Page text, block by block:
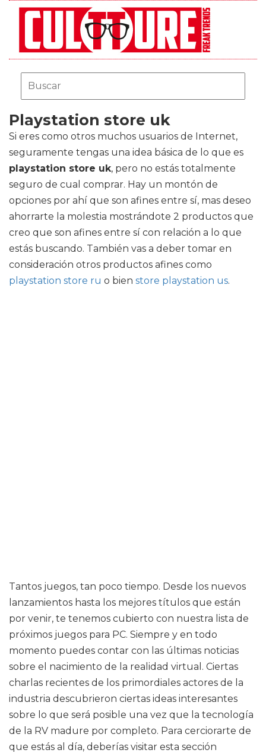
Playstation store uk
Si eres como otros muchos usuarios de Internet,
seguramente tengas una idea básica de lo que es
playstation store uk, pero no estás totalmente
seguro de cual comprar. Hay un montón de
opciones por ahí que son afines entre sí, mas deseo
ahorrarte la molestia mostrándote 2 productos que
creo que son afines entre sí con relación a lo que
estás buscando. También vas a deber tomar en
consideración otros productos afines como
playstation store ru o bien store playstation us.
Tantos juegos, tan poco tiempo. Desde los nuevos
lanzamientos hasta los mejores títulos que están
por venir, te tenemos cubierto con nuestra lista de
próximos juegos para PC. Siempre y en todo
momento puedes contar con las últimas noticias
sobre el nacimiento de la realidad virtual. Ciertas
charlas recientes de los primordiales actores de la
industria descubrieron ciertas ideas interesantes
sobre lo que será posible una vez que la tecnología
de la RV madure por completo. Para cerciorarte de
que estás al día, deberías visitar esta sección